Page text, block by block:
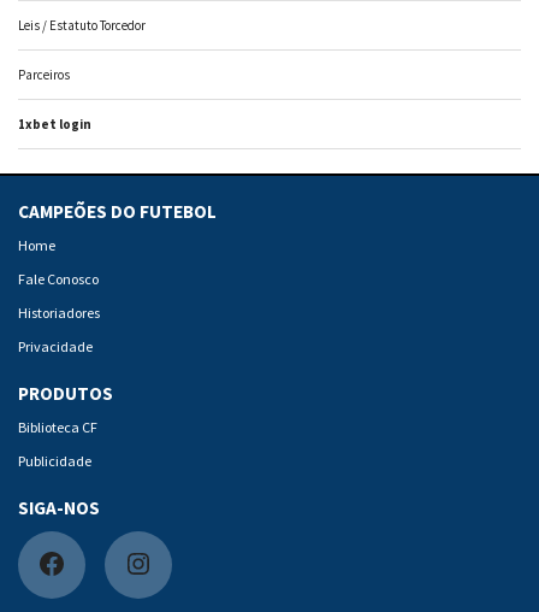
Leis / Estatuto Torcedor
Parceiros
1xbet login
CAMPEÕES DO FUTEBOL
Home
Fale Conosco
Historiadores
Privacidade
PRODUTOS
Biblioteca CF
Publicidade
SIGA-NOS
F
I